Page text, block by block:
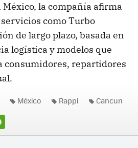
la compañía afirma
como Turbo
de largo plazo, basada en
logística y modelos que
consumidores, repartidores
México Rappi Cancun